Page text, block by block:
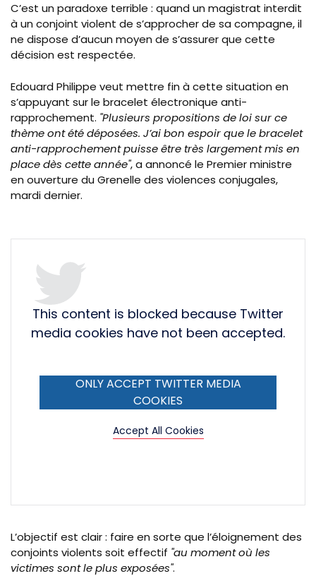
C’est un paradoxe terrible : quand un magistrat interdit
à un conjoint violent de s’approcher de sa compagne, il
ne dispose d’aucun moyen de s’assurer que cette
décision est respectée.
Edouard Philippe veut mettre fin à cette situation en
s’appuyant sur le bracelet électronique anti-
rapprochement. "Plusieurs propositions de loi sur ce
thème ont été déposées. J’ai bon espoir que le bracelet
anti-rapprochement puisse être très largement mis en
place dès cette année", a annoncé le Premier ministre
en ouverture du Grenelle des violences conjugales,
mardi dernier.
This content is blocked because Twitter
media cookies have not been accepted.
ONLY ACCEPT TWITTER MEDIA
COOKIES
Accept All Cookies
L’objectif est clair : faire en sorte que l’éloignement des
conjoints violents soit effectif "au moment où les
victimes sont le plus exposées".